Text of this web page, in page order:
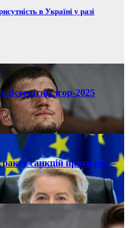
в Україні у разі
ігор-2025
санкцій проти рф, –